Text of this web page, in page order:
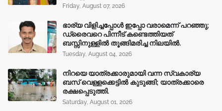
Friday, August 07, 2026
ഭാര്യ വിളിച്ചപ്പോള്‍ ഇപ്പോ വരാമെന്ന് പറഞ്ഞു;
ഡ്രൈവറെ പിന്നീട് കണ്ടെത്തിയത്
ബസ്സിനുള്ളില്‍ തൂങ്ങിമരിച്ച നിലയിൽ.
Tuesday, August 04, 2026
നിറയെ യാത്രക്കാരുമായി വന്ന സ്വകാര്യ
ബസ് വെള്ളക്കെട്ടിൽ കുടുങ്ങി; യാത്രക്കാരെ
രക്ഷപ്പെടുത്തി.
Saturday, August 01, 2026